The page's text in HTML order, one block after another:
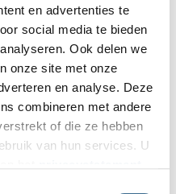
en advertenties te
social media te bieden
Ook delen we
onze site met onze
en analyse. Deze
combineren met andere
of die ze hebben
van hun services. U